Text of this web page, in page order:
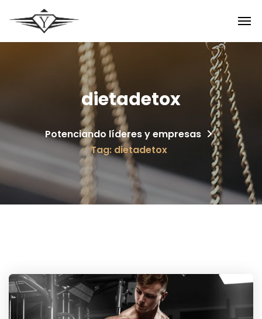
dietadetox
Potenciando líderes y empresas
Tag: dietadetox